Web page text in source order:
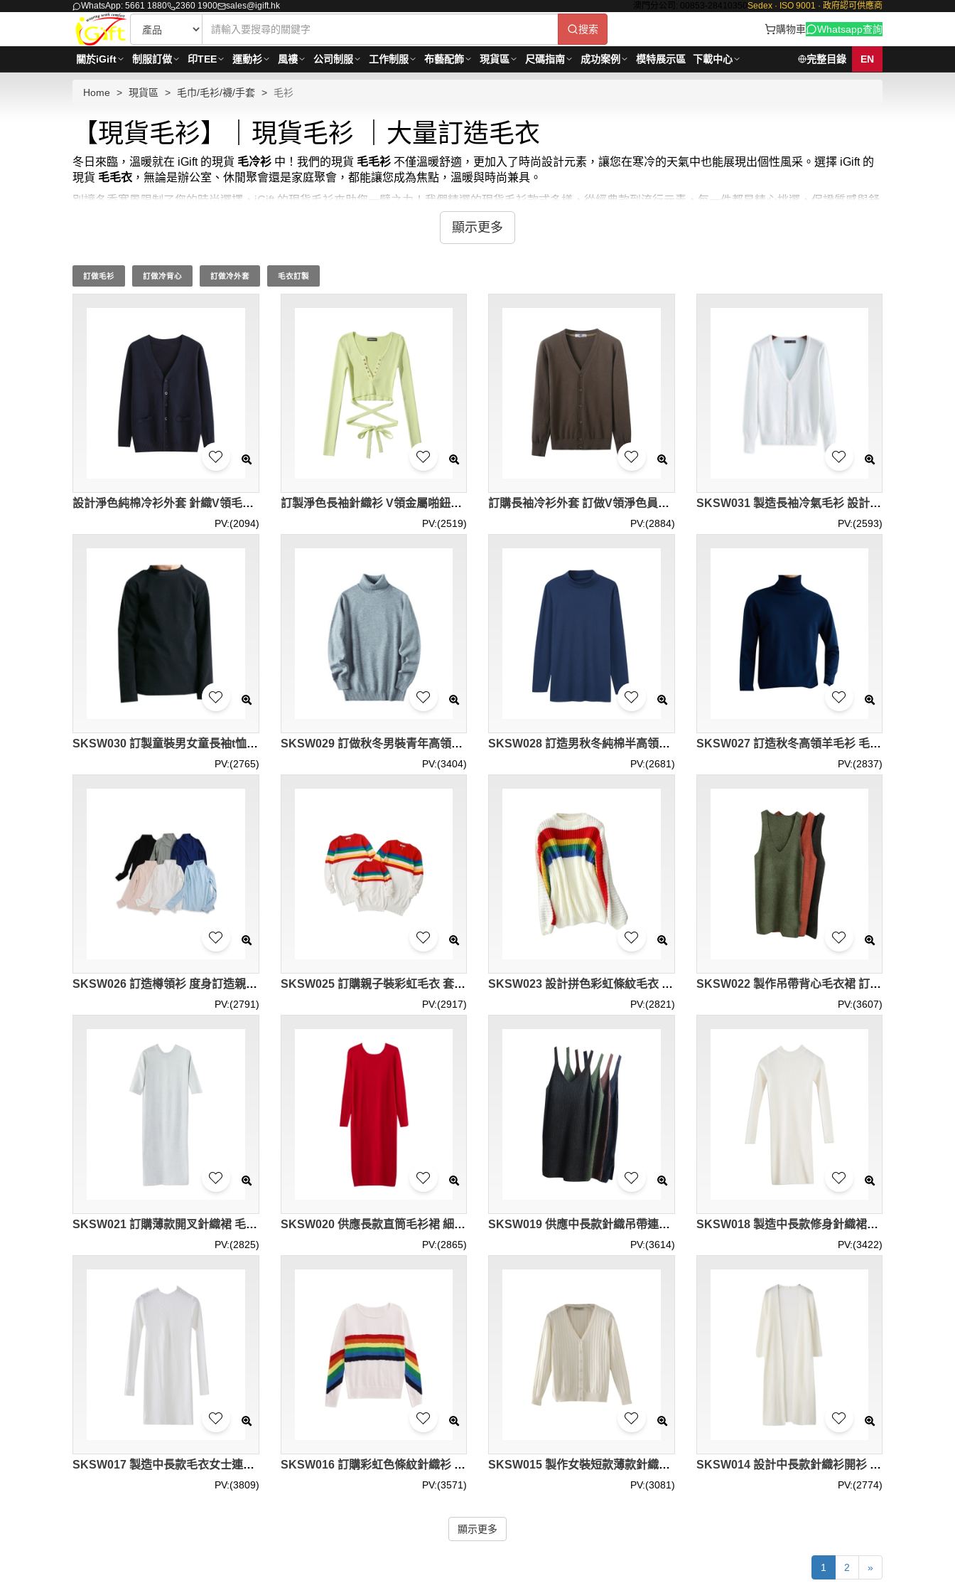
WhatsApp: 5661 1880 2360 1900 sales@igift.hk 澳門分公司: 00853-28410350 Sedex · ISO 9001 · 政府認可供應商
搜索 購物車 Whatsapp查詢
關於iGift 制服訂做 印TEE 運動衫 風褸 公司制服 工作制服 布藝配飾 現貨區 尺碼指南 成功案例 模特展示區 下載中心 完整目錄 EN
Home 現貨區 毛巾/毛衫/襪/手套 毛衫
【現貨毛衫】｜現貨毛衫 ｜大量訂造毛衣
冬日來臨，溫暖就在 iGift 的現貨 毛冷衫 中！我們的現貨 毛毛衫 不僅溫暖舒適，更加入了時尚設計元素，讓您在寒冷的天氣中也能展現出個性風采。選擇 iGift 的
現貨 毛毛衣 ，無論是辦公室、休閒聚會還是家庭聚會，都能讓您成為焦點，溫暖與時尚兼具。
別讓冬季寒風限制了您的時尚選擇，iGift 的現貨毛衫來助您一臂之力！我們精選的現貨毛衫款式多樣，從經典款到流行元素，每一件都是精心挑選，保證質感與舒
適兼顧。穿上 iGift 的現貨毛衫，不僅能抵禦寒冷，還能展現您的獨到品味。現在就來選購一件，讓這個冬天和 iGift 一起時尚過冬！毛衫最少訂購量 -MOQ: 1件起
顯示更多
訂做毛衫 訂做冷背心 訂做冷外套 毛衣訂製
設計淨色純棉冷衫外套 針織V領毛衫 雙側袋口設計 薄款冷衫外套 SKSW034
PV:(2094)
訂製淨色長袖針織衫 V領金屬啪鈕高腰短款綁繩 彈力針織衫 SKSW033
PV:(2519)
訂購長袖冷衫外套 訂做V領淨色員工冷衫 冷衫外套供應商 SKSW032
PV:(2884)
SKSW031 製造長袖冷氣毛衫 設計鈕扣V領淨色辦公室外套 針織外套專門店 線衫鈕扣
PV:(2593)
SKSW030 訂製童裝男女童長袖t恤 中大童秋季樽領打底衫 兒童純色上衣 毛衣供應商
PV:(2765)
SKSW029 訂做秋冬男裝青年高領毛衣 男士純色 套頭加厚針織羊毛百搭打底衫 含羊絨成份
PV:(3404)
SKSW028 訂造男秋冬純棉半高領單件 男士保暖上衣貼身防寒 全棉秋衣
PV:(2681)
SKSW027 訂造秋冬高領羊毛衫 毛衣男翻領針織衫 修身休閒內搭保暖加厚打底衫上衣
PV:(2837)
SKSW026 訂造樽領衫 度身訂造親子半高領樽領打底衫 供應親子裝純色毛衣 毛衣供應商
PV:(2791)
SKSW025 訂購親子裝彩虹毛衣 套頭圓領純棉針織衫 供應親子裝彩虹紋毛衣 毛衣供應商
PV:(2917)
SKSW023 設計拼色彩虹條紋毛衣 供應套頭圓領長袖毛衫 馬海毛針織衫 毛衫專門店
PV:(2821)
SKSW022 製作吊帶背心毛衣裙 訂購大碼針織連衣裙 中長款寬鬆背帶裙子 毛衫裙供應商
PV:(3607)
SKSW021 訂購薄款開叉針織裙 毛衫針織連衣裙 寬鬆中袖長打底裙 毛衫裙製造商
PV:(2825)
SKSW020 供應長款直筒毛衫裙 細線針織連衣裙 過膝開叉毛衣裙 打底裙休閒裙 毛衫裙製衣廠
PV:(2865)
SKSW019 供應中長款針織吊帶連衣裙 背心女毛衣背帶裙子 大量訂造毛衫裙 毛衫裙專門店
PV:(3614)
SKSW018 製造中長款修身針織裙子 女裝長袖圓領套頭毛衣裙 連衣裙針織打底衫 毛衫裙製造商
PV:(3422)
SKSW017 製造中長款毛衣女士連衣裙 過膝半高領毛衫裙 套頭修身針織\打底裙 毛衫裙供應商
PV:(3809)
SKSW016 訂購彩虹色條紋針織衫 女短款撞色長袖套頭毛衣 網上下單彩虹紋毛衣 毛衣專門店
PV:(3571)
SKSW015 製作女裝短款薄款針織衫 女開衫毛衣 V領長袖修身純色小外套 毛衫外套供應商
PV:(3081)
SKSW014 設計中長款針織衫開衫 女七分袖冰絲修身防曬衣 外搭披肩夏季薄款空調衫
PV:(2774)
顯示更多
1 2 »